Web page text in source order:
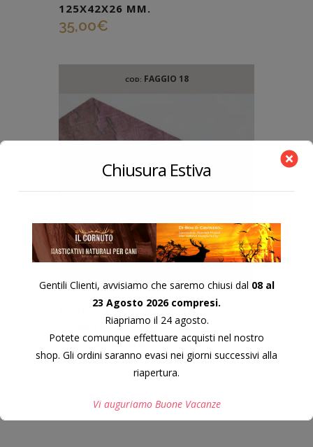
125X42X26 MM.
35,00€
COD: FAGGIO 18
BLOCCHETTO IN FAGGIO
“SPALTED” STABILIZZATO
125X42X26 MM.
35,00€
Chiusura Estiva
Gentili Clienti, avvisiamo che saremo chiusi dal 08 al
23 Agosto 2026 compresi.
Riapriamo il 24 agosto.
Potete comunque effettuare acquisti nel nostro
shop. Gli ordini saranno evasi nei giorni successivi alla
riapertura.
Vi auguriamo Buone Vacanze